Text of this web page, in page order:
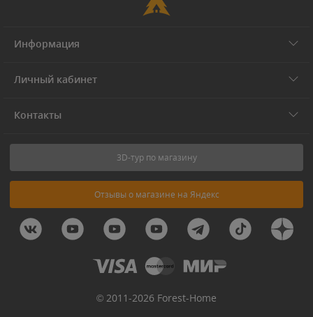
Информация
Личный кабинет
Контакты
3D-тур по магазину
Отзывы о магазине на Яндекс
© 2011-2026 Forest-Home